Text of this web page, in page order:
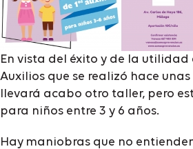
En vista del éxito y de la utilidad
Auxilios que se realizó hace
llevará acabo otro taller, pero
para niños entre 3 y 6 años.
Hay maniobras que no